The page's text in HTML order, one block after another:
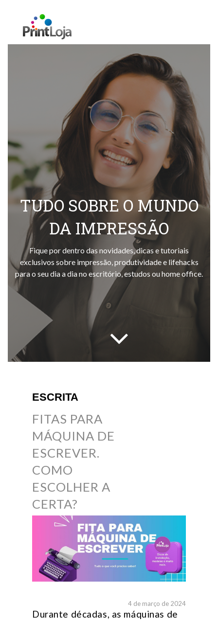
TUDO SOBRE O MUNDO
DA IMPRESSÃO
Fique por dentro das novidades, dicas e tutoriais
exclusivos sobre impressão, produtividade e lifehacks
para o seu dia a dia no escritório, estudos ou home office.
ESCRITA
FITAS PARA
MÁQUINA DE
ESCREVER.
COMO
ESCOLHER A
CERTA?
4 de março de 2024
Durante décadas, as máquinas de